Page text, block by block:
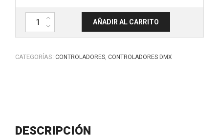
Controlador DMX 512 32ch con wifly WLC16 ADJ cantidad
AÑADIR AL CARRITO
CATEGORÍAS: CONTROLADORES CONTROLADORES DMX
DESCRIPCIÓN